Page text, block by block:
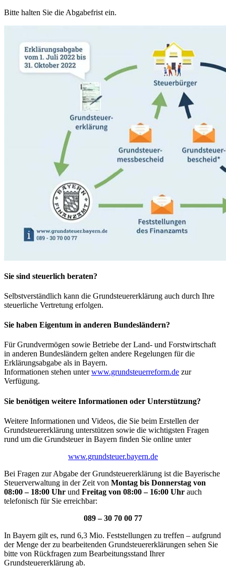
Bitte halten Sie die Abgabefrist ein.
Sie sind steuerlich beraten?
Selbstverständlich kann die Grundsteuererklärung auch durch Ihre
steuerliche Vertretung erfolgen.
Sie haben Eigentum in anderen Bundesländern?
Für Grundvermögen sowie Betriebe der Land- und Forstwirtschaft
in anderen Bundesländern gelten andere Regelungen für die
Erklärungsabgabe als in Bayern.
Informationen stehen unterwww.grundsteuerreform.de zur
Verfügung.
Sie benötigen weitere Informationen oder Unterstützung?
Weitere Informationen und Videos, die Sie beim Erstellen der
Grundsteuererklärung unterstützen sowie die wichtigsten Fragen
rund um die Grundsteuer in Bayern finden Sie online unter
www.grundsteuer.bayern.de
Bei Fragen zur Abgabe der Grundsteuererklärung ist die Bayerische
Steuerverwaltung in der Zeit von Montag bis Donnerstag von
08:00 – 18:00 Uhr und Freitag von 08:00 – 16:00 Uhr auch
telefonisch für Sie erreichbar:
089 – 30 70 00 77
In Bayern gilt es, rund 6,3 Mio. Feststellungen zu treffen – aufgrund
der Menge der zu bearbeitenden Grundsteuererklärungen sehen Sie
bitte von Rückfragen zum Bearbeitungsstand Ihrer
Grundsteuererklärung ab.